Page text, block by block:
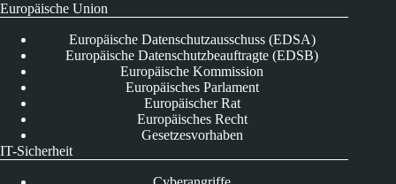
Europäische Union
Europäische Datenschutzausschuss (EDSA)
Europäische Datenschutzbeauftragte (EDSB)
Europäische Kommission
Europäisches Parlament
Europäischer Rat
Europäisches Recht
Gesetzesvorhaben
IT-Sicherheit